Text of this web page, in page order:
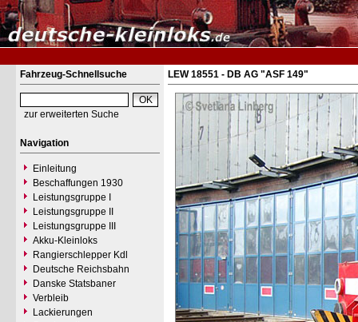
Fahrzeug-Schnellsuche
zur erweiterten Suche
Navigation
Einleitung
Beschaffungen 1930
Leistungsgruppe I
Leistungsgruppe II
Leistungsgruppe III
Akku-Kleinloks
Rangierschlepper Kdl
Deutsche Reichsbahn
Danske Statsbaner
Verbleib
Lackierungen
LEW 18551 - DB AG "ASF 149"